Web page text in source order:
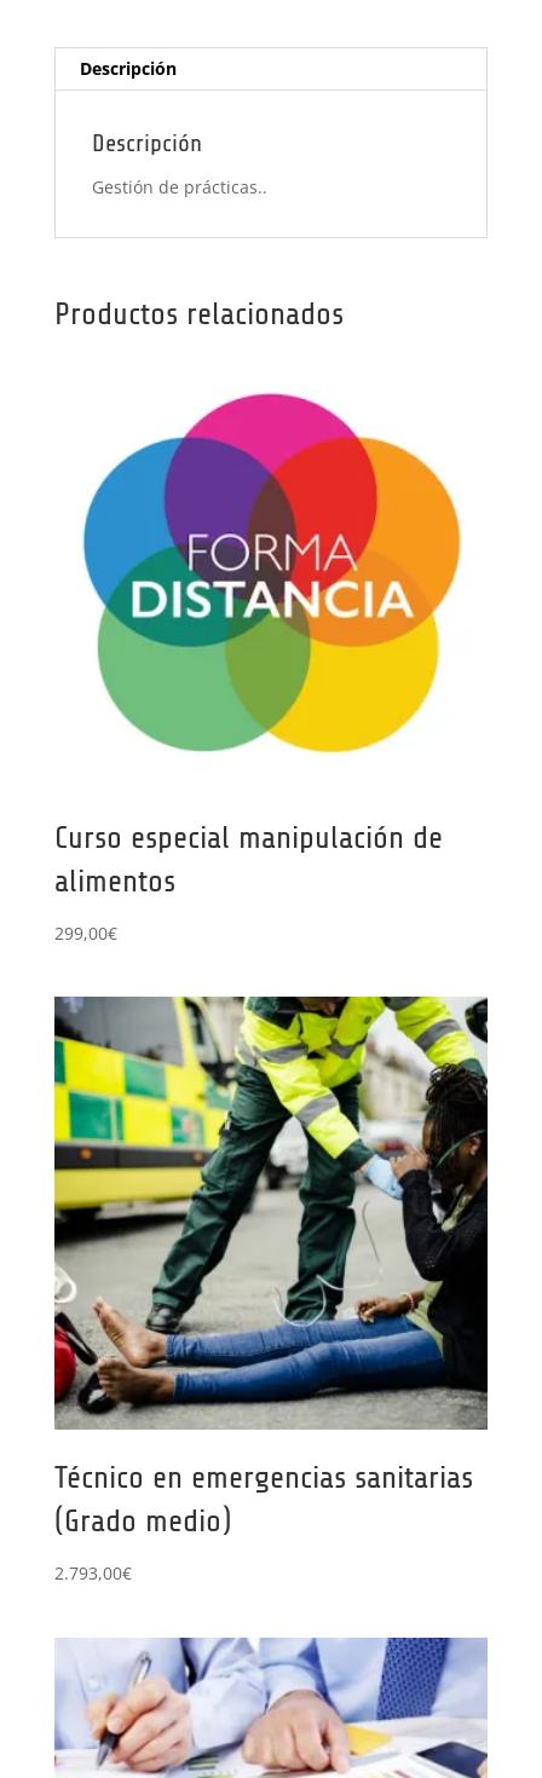
Descripción
Descripción
Gestión de prácticas..
Productos relacionados
Curso especial manipulación de
alimentos
299,00€
Técnico en emergencias sanitarias
(Grado medio)
2.793,00€